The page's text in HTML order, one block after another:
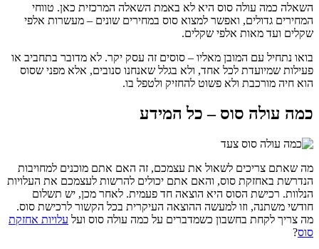
השאלה כמה עולה סוס היא לא באמת השאלה המרכזית כאן. טווחי
המחירים גדולים, ואפשר למצוא סוס במחירים שונים – מעשרות אלפי
שקלים ועד מאות אלפי שקלים.
בואו נתחיל עם המובן מאליו – סוסים זה עסק יקר. לא מדובר בתחביב או
פעילות שמיועדת לכל אחד, ולא בגלל שאנחנו סנובים, אלא מפני שסוס
הוא חיה מורכבת ולא פשוט להחזיק ולטפל בו.
כמה עולה סוס – כל המידע
מה שאתם צריכים לשאול את עצמכם, זה האם אתם מוכנים למחויבות
הנדרשת באחזקת סוס, והאם אתם יכולים להרשות לעצמכם את העלויות
הנלוות. רכישת הסוס היא הוצאה חד פעמית. לאחר מכן, יש תשלום
חודשי משתנה, וזו למעשה ההוצאה העיקרית בכל הקשור לרכישת סוס.
מה צריך לקחת בחשבון כשמדברים על כמה עולה סוס ועל עלויות אחזקת
סוס?